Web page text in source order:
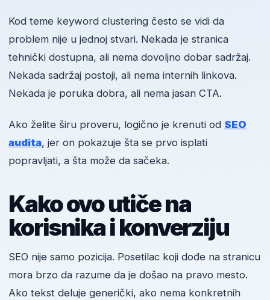
Kod teme keyword clustering često se vidi da
problem nije u jednoj stvari. Nekada je stranica
tehnički dostupna, ali nema dovoljno dobar sadržaj.
Nekada sadržaj postoji, ali nema internih linkova.
Nekada je poruka dobra, ali nema jasan CTA.
Ako želite širu proveru, logično je krenuti od SEO
audita, jer on pokazuje šta se prvo isplati
popravljati, a šta može da sačeka.
Kako ovo utiče na
korisnika i konverziju
SEO nije samo pozicija. Posetilac koji dođe na stranicu
mora brzo da razume da je došao na pravo mesto.
Ako tekst deluje generički, ako nema konkretnih